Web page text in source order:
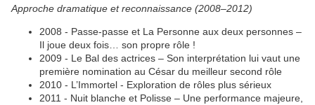
Approche dramatique et reconnaissance (2008–2012)
2008 - Passe‑passe et La Personne aux deux personnes –
Il joue deux fois… son propre rôle !
2009 - Le Bal des actrices – Son interprétation lui vaut une
première nomination au César du meilleur second rôle
2010 - L’Immortel - Exploration de rôles plus sérieux
2011 - Nuit blanche et Polisse – Une performance majeure,